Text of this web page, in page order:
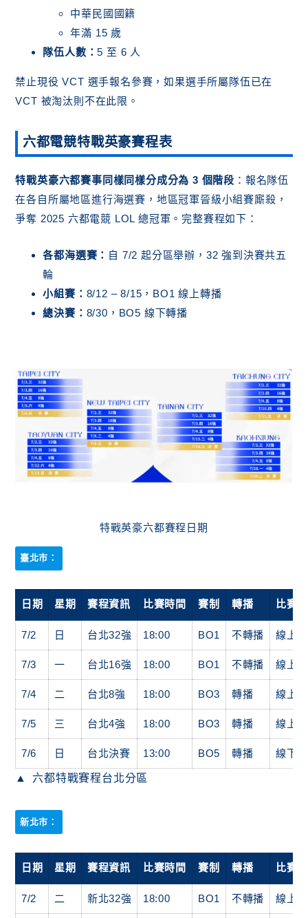
中華民國國籍
年滿 15 歲
隊伍人數：5 至 6 人
禁止現役 VCT 選手報名參賽，如果選手所屬隊伍已在
VCT 被淘汰則不在此限。
六都電競特戰英豪賽程表
特戰英豪六都賽事同樣同樣分成分為 3 個階段 ：報名隊伍
在各自所屬地區進行海選賽，地區冠軍晉級小組賽廝殺，
爭奪 2025 六都電競 LOL 總冠軍。完整賽程如下：
各都海選賽： 自 7/2 起分區舉辦，32 強到決賽共五
輪
小組賽： 8/12 – 8/15，BO1 線上轉播
總決賽： 8/30，BO5 線下轉播
特戰英豪六都賽程日期
臺北市：
日期 星期 賽程資訊 比賽時間 賽制 轉播 比賽
7/2 日 台北32強 18:00 BO1 不轉播 線上
7/3 一 台北16強 18:00 BO1 不轉播 線上
7/4 二 台北8強 18:00 BO3 轉播 線上
7/5 三 台北4強 18:00 BO3 轉播 線上
7/6 日 台北決賽 13:00 BO5 轉播 線下
六都特戰賽程台北分區
新北市：
日期 星期 賽程資訊 比賽時間 賽制 轉播 比賽
7/2 二 新北32強 18:00 BO1 不轉播 線上